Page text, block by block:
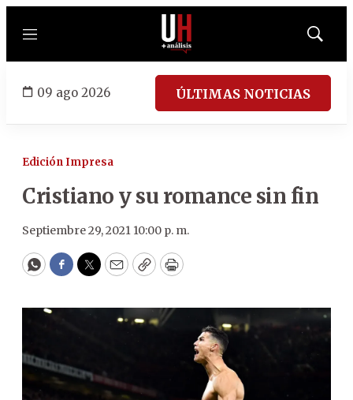
Menú
Mostrar
09 ago 2026 ÚLTIMAS NOTICIAS
Edición Impresa
Cristiano y su romance sin fin
Septiembre 29, 2021 10:00 p. m.
WhatsApp
Facebook
Twitter
EmailCopyPrint